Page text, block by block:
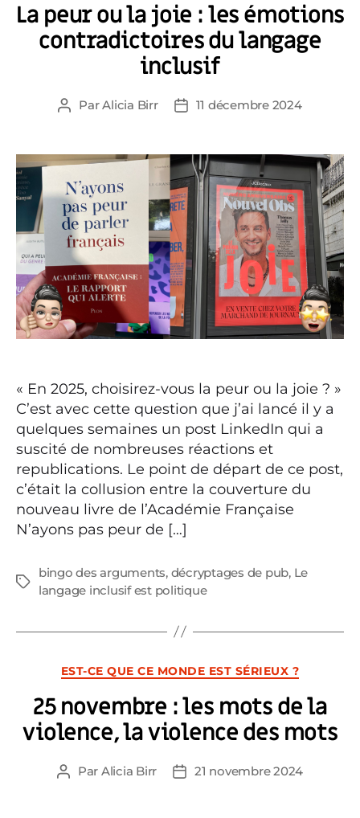
La peur ou la joie : les émotions
contradictoires du langage
inclusif
Auteur
ParAlicia Birr
Date11 décembre 2024
« En 2025, choisirez-vous la peur ou la joie ? »
C’est avec cette question que j’ai lancé il y a
quelques semaines un post LinkedIn qui a
suscité de nombreuses réactions et
republications. Le point de départ de ce post,
c’était la collusion entre la couverture du
nouveau livre de l’Académie Française
N’ayons pas peur de […]
Étiquettes
bingo des arguments, décryptages de pub, Le
langage inclusif est politique
Catégories
EST-CE QUE CE MONDE EST SÉRIEUX ?
25 novembre : les mots de la
violence, la violence des mots
Auteur
Par Alicia Birr
Date21 novembre 2024